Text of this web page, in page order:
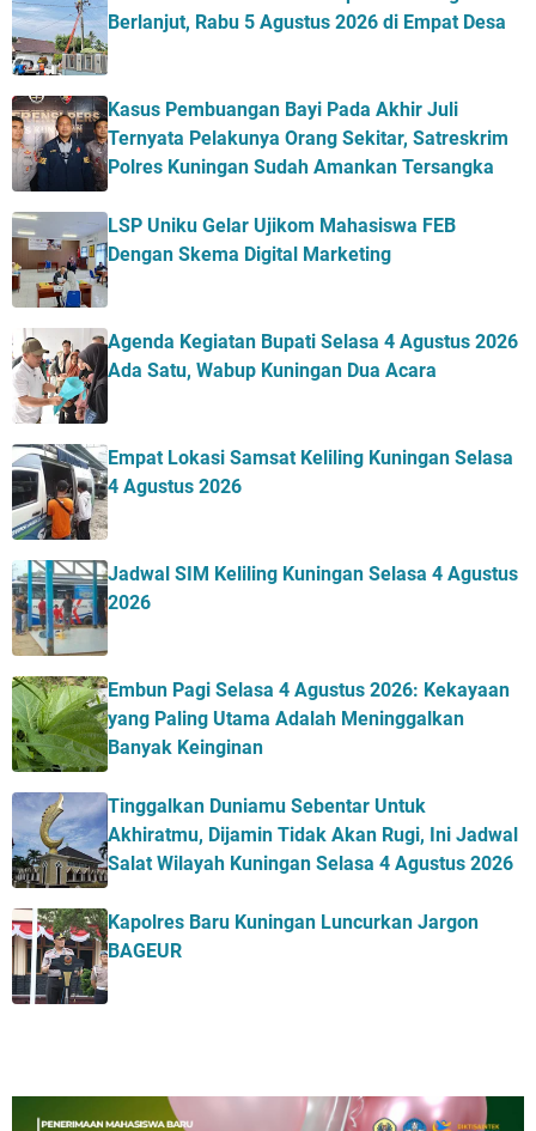
Berlanjut, Rabu 5 Agustus 2026 di Empat Desa
Kasus Pembuangan Bayi Pada Akhir Juli
Ternyata Pelakunya Orang Sekitar, Satreskrim
Polres Kuningan Sudah Amankan Tersangka
LSP Uniku Gelar Ujikom Mahasiswa FEB
Dengan Skema Digital Marketing
Agenda Kegiatan Bupati Selasa 4 Agustus 2026
Ada Satu, Wabup Kuningan Dua Acara
Empat Lokasi Samsat Keliling Kuningan Selasa
4 Agustus 2026
Jadwal SIM Keliling Kuningan Selasa 4 Agustus
2026
Embun Pagi Selasa 4 Agustus 2026: Kekayaan
yang Paling Utama Adalah Meninggalkan
Banyak Keinginan
Tinggalkan Duniamu Sebentar Untuk
Akhiratmu, Dijamin Tidak Akan Rugi, Ini Jadwal
Salat Wilayah Kuningan Selasa 4 Agustus 2026
Kapolres Baru Kuningan Luncurkan Jargon
BAGEUR